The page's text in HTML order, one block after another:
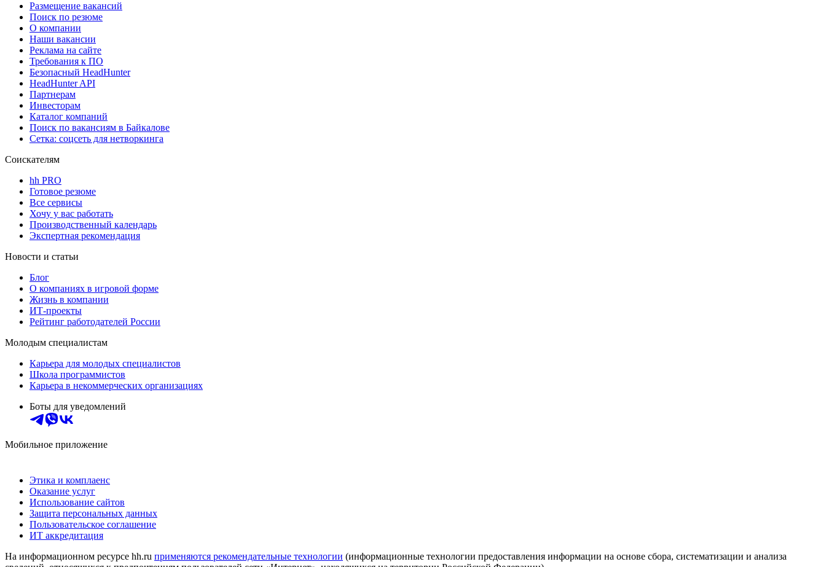
Размещение вакансий
Поиск по резюме
О компании
Наши вакансии
Реклама на сайте
Требования к ПО
Безопасный HeadHunter
HeadHunter API
Партнерам
Инвесторам
Каталог компаний
Поиск по вакансиям в Байкалове
Сетка: соцсеть для нетворкинга
Соискателям
hh PRO
Готовое резюме
Все сервисы
Хочу у вас работать
Производственный календарь
Экспертная рекомендация
Новости и статьи
Блог
О компаниях в игровой форме
Жизнь в компании
ИТ-проекты
Рейтинг работодателей России
Молодым специалистам
Карьера для молодых специалистов
Школа программистов
Карьера в некоммерческих организациях
Боты для уведомлений
Мобильное приложение
Этика и комплаенс
Оказание услуг
Использование сайтов
Защита персональных данных
Пользовательское соглашение
ИТ аккредитация
На информационном ресурсе hh.ru применяются рекомендательные технологии (информационные технологии предоставления информации на основе сбора, систематизации и анализа